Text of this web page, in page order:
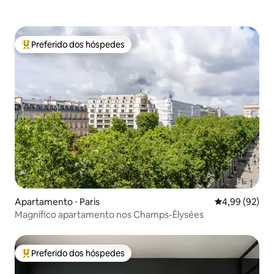
Entre os melhores preferidos dos hóspedes
Preferido dos hóspedes
Apartamento ⋅ Paris 4,99 de uma
4,99 (92)
Magnífico apartamento nos Champs-Élysées
Entre os melhores preferidos dos hóspedes
Preferido dos hóspedes